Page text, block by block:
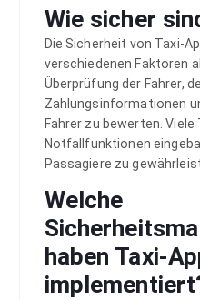
Wie sicher
Die Sicherheit von Taxi-
verschiedenen Faktoren
Überprüfung der Fahrer,
Zahlungsinformationen
Fahrer zu bewerten.
Notfallfunktionen
Passagiere zu
Welche
haben Taxi-